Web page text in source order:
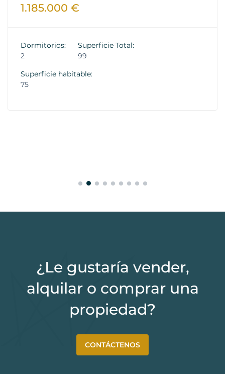
1.185.000 €
Dormitorios:
2
Superficie Total:
99
Superficie habitable:
75
¿Le gustaría vender,
alquilar o comprar una
propiedad?
CONTÁCTENOS